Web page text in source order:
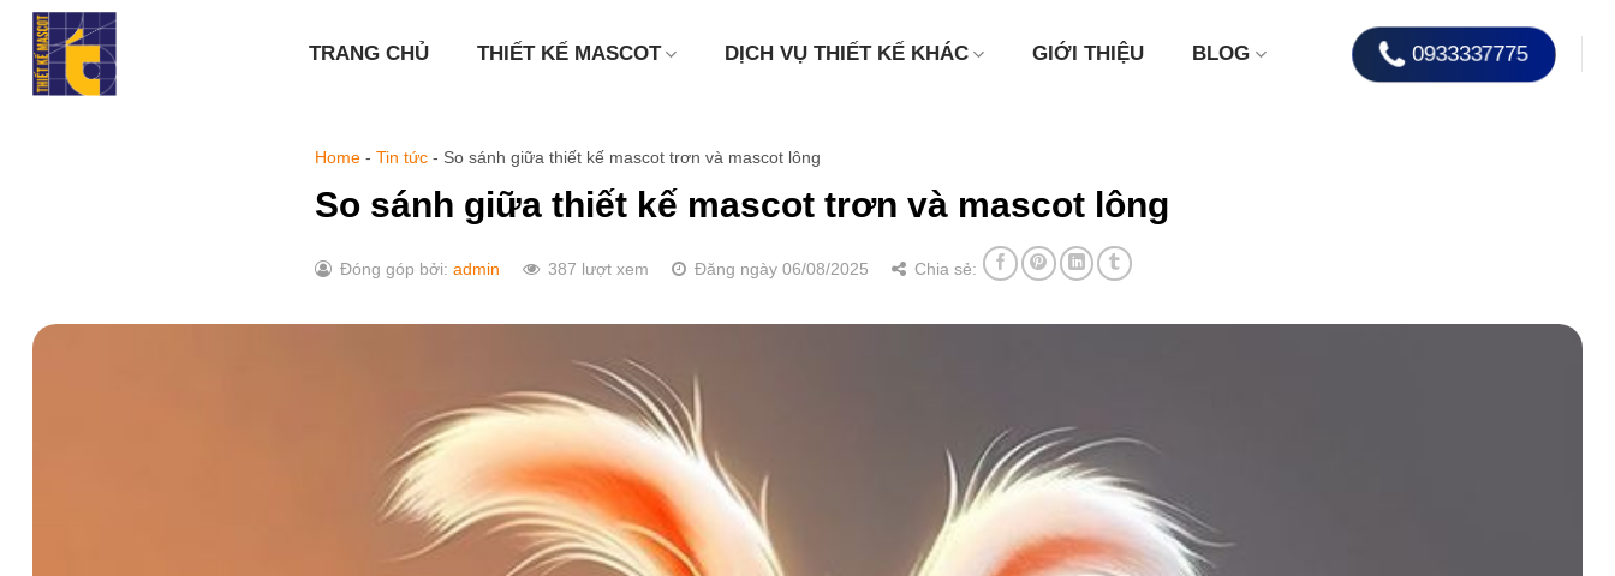
Chuyển
TRANG CHỦ THIẾT KẾ MASCOT DỊCH VỤ THIẾT KẾ KHÁC GIỚI THIỆU BLOG 0933337775
Home - Tin tức - So sánh giữa thiết kế mascot trơn và mascot lông
So sánh giữa thiết kế mascot trơn và mascot lông
Đóng góp bởi: admin 387 lượt xem Đăng ngày 06/08/2025 Chia sẻ: